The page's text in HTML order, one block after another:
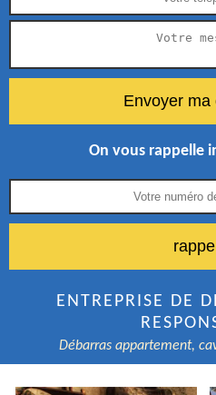
On vous rappelle
ENTREPRISE DE
Débarras appartement,